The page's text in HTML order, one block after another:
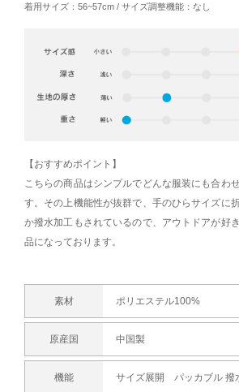
着用サイズ：56~57cm / サイズ調整機能：なし
【おすすめポイント】
こちらの商品はシンプルでどんな服装にも合わ
す。その上機能性が抜群で、手のひらサイズに
か撥水加工もされているので、アウトドアが好
品になっております。
素材 ポリエステル100%
原産国 中国製
機能 サイズ展開 パッカブル 撥